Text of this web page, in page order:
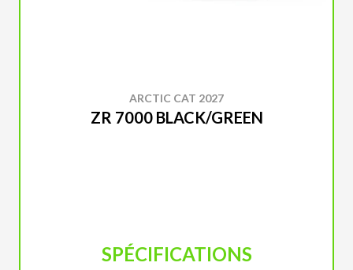
ARCTIC CAT 2027
ZR 7000 BLACK/GREEN
SPÉCIFICATIONS